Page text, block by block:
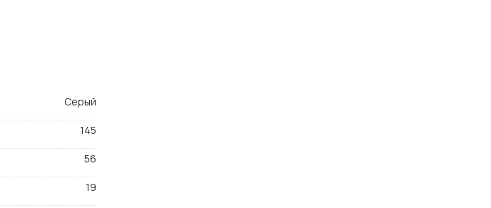
Серый
145
56
19